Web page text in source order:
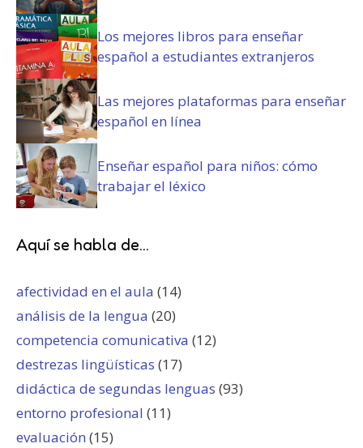
Los mejores libros para enseñar
español a estudiantes extranjeros
Las mejores plataformas para enseñar
español en línea
Enseñar español para niños: cómo
trabajar el léxico
Aquí se habla de...
afectividad en el aula (14)
análisis de la lengua (20)
competencia comunicativa (12)
destrezas lingüísticas (17)
didáctica de segundas lenguas (93)
entorno profesional (11)
evaluación (15)